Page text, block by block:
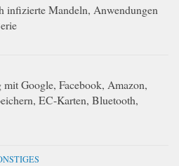
infizierte Mandeln, Anwendungen
Google, Facebook, Amazon,
EC-Karten, Bluetooth,